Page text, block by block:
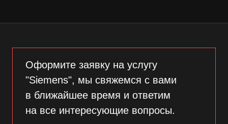
Оформите заявку на услугу
"Siemens", мы свяжемся с вами
в ближайшее время и ответим
на все интересующие вопросы.